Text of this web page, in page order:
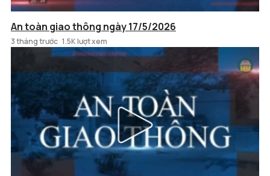
An toàn giao thông ngày 17/5/2026
3 tháng trước 1.5K lượt xem